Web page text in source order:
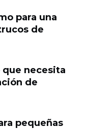
para una
de
que necesita
de
pequeñas